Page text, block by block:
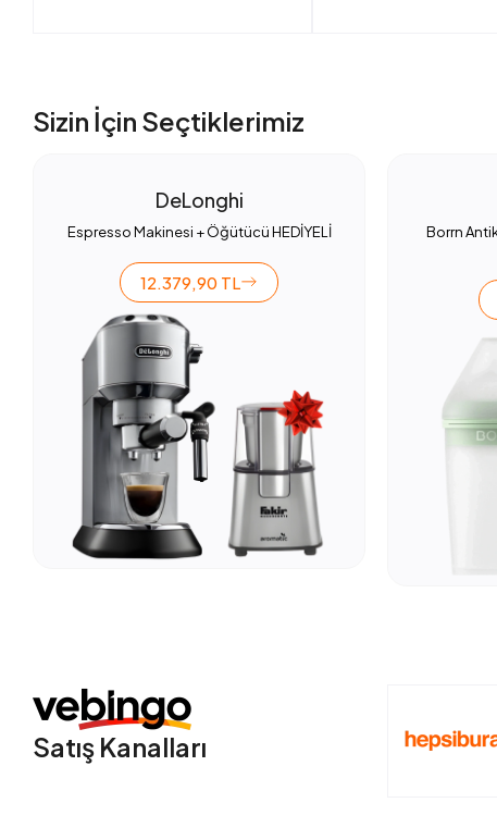
Sizin İçin Seçtiklerimiz
DeLonghi
Espresso Makinesi + Öğütücü HEDİYELİ
12.379,90 TL
Borrn
Satış Kanalları